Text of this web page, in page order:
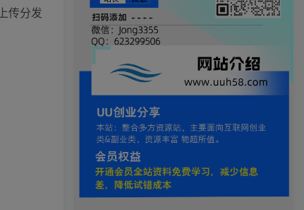
分发